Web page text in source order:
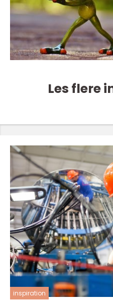
Les flere
inspiration